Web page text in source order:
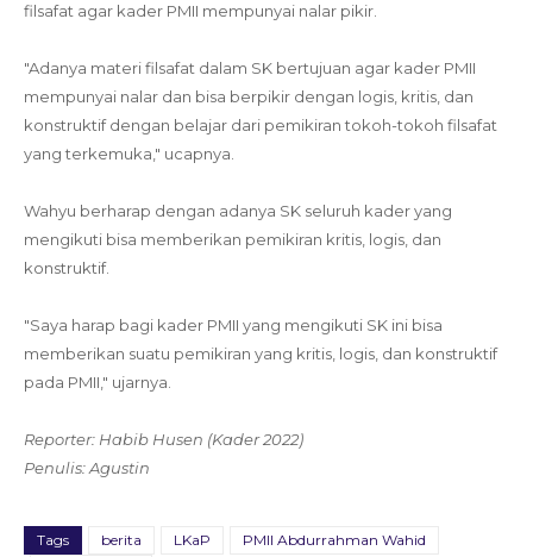
filsafat agar kader PMII mempunyai nalar pikir.
"Adanya materi filsafat dalam SK bertujuan agar kader PMII
mempunyai nalar dan bisa berpikir dengan logis, kritis, dan
konstruktif dengan belajar dari pemikiran tokoh-tokoh filsafat
yang terkemuka," ucapnya.
Wahyu berharap dengan adanya SK seluruh kader yang
mengikuti bisa memberikan pemikiran kritis, logis, dan
konstruktif.
"Saya harap bagi kader PMII yang mengikuti SK ini bisa
memberikan suatu pemikiran yang kritis, logis, dan konstruktif
pada PMII," ujarnya.
Reporter: Habib Husen (Kader 2022)
Penulis: Agustin
Tags berita LKaP
PMII Abdurrahman Wahid